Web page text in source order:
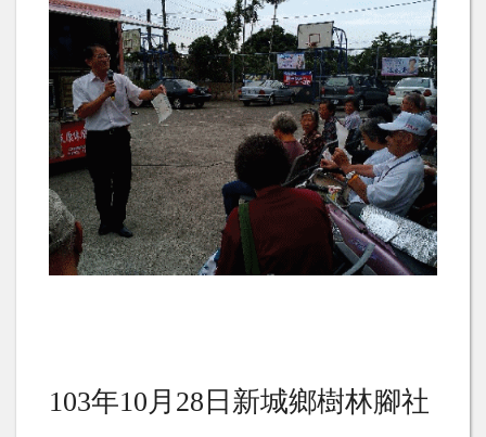
103年10月 28 日新城鄉樹林腳社